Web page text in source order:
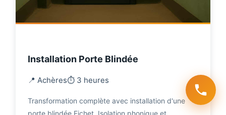
Installation Porte Blindée
📍 Achères⏱️ 3 heures
Transformation complète avec installation d'une
porte blindée Fichet. Isolation phonique et